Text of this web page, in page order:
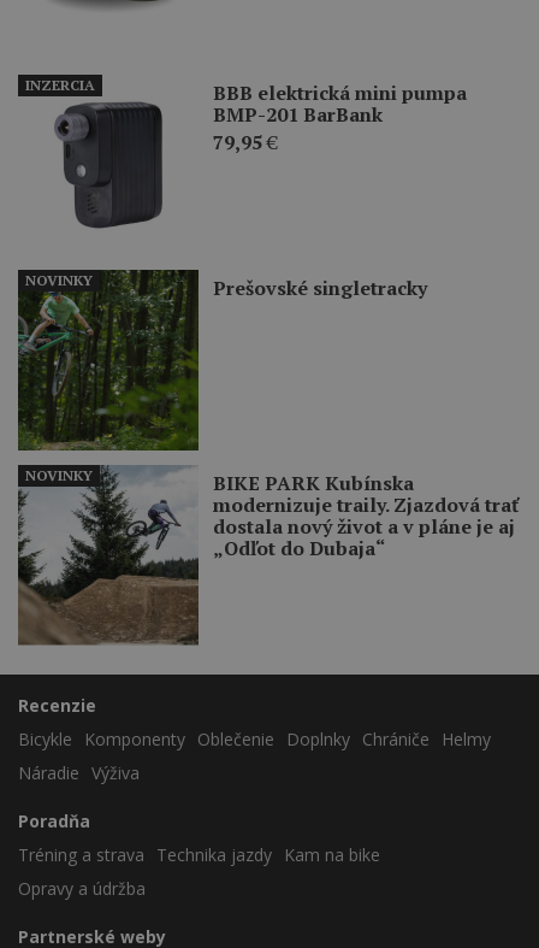
BBB elektrická mini pumpa
BMP-201 BarBank
79,95€
INZERCIA
Prešovské singletracky
NOVINKY
BIKE PARK Kubínska
modernizuje traily. Zjazdová trať
dostala nový život a v pláne je aj
„Odľot do Dubaja“
NOVINKY
Recenzie
Bicykle
Komponenty Oblečenie Doplnky Chrániče
Helmy
Náradie Výživa
Poradňa
Tréning a strava
Technika jazdy
Kam na bike
Opravy a údržba
Partnerské weby